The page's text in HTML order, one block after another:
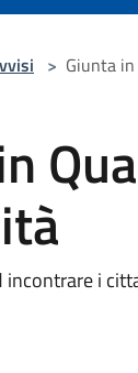
> Giunta
incontrare i